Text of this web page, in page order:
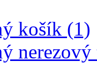
košík (1)
nerezový